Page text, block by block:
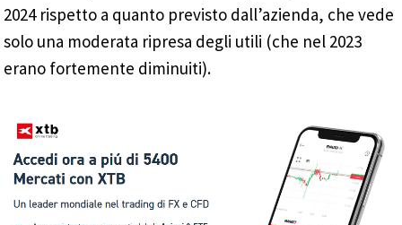
2024 rispetto a quanto previsto dall’azienda, che vede
solo una moderata ripresa degli utili (che nel 2023
erano fortemente diminuiti).